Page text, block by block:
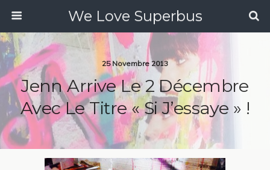
We Love Superbus
25 Novembre 2013
Jenn Arrive Le 2 Décembre
Avec Le Titre « Si J’essaye » !